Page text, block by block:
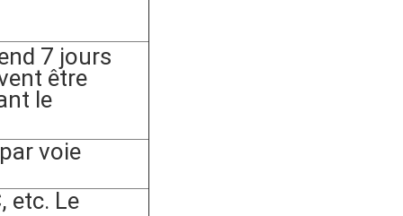
7 jours
être
le
voie
etc. Le